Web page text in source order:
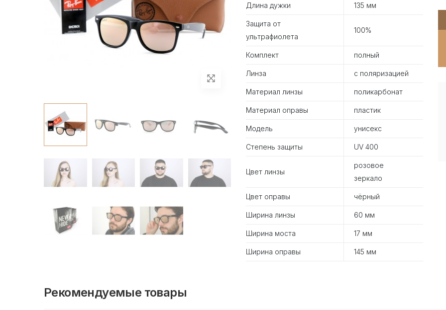
Длина дужки 135 мм
Защита от
ультрафиолета
100%
Комплект полный
Линза с поляризацией
Материал линзы поликарбонат
Материал оправы пластик
Модель унисекс
Степень защиты UV 400
Цвет линзы
розовое
зеркало
Цвет оправы чёрный
Ширина линзы 60 мм
Ширина моста 17 мм
Ширина оправы 145 мм
Рекомендуемые товары